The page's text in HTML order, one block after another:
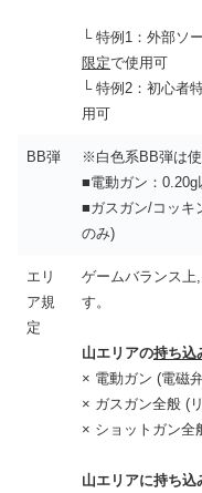
└ 特例1：外部ソ
限定で使用可
└ 特例2：初心者
用可
BB弾
※白色系BB弾は
■電動ガン：0.20g
■ガスガン/コッキ
のみ)
エリ
ア規
定
ゲームバランス上
す。
山エリアの持ち込
× 電動ガン (電磁
× ガスガン全般 (
× ショットガン全
山エリアに持ち